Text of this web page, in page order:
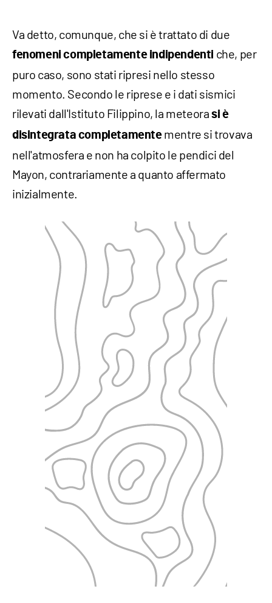
Va detto, comunque, che si è trattato di due
fenomeni completamente indipendenti che, per
puro caso, sono stati ripresi nello stesso
momento. Secondo le riprese e i dati sismici
rilevati dall'Istituto Filippino, la meteora si è
disintegrata completamentementre si trovava
nell'atmosfera e non ha colpito le pendici del
Mayon, contrariamente a quanto affermato
inizialmente.